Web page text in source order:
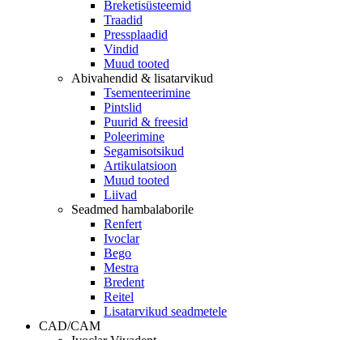
Breketisüsteemid
Traadid
Pressplaadid
Vindid
Muud tooted
Abivahendid & lisatarvikud
Tsementeerimine
Pintslid
Puurid & freesid
Poleerimine
Segamisotsikud
Artikulatsioon
Muud tooted
Liivad
Seadmed hambalaborile
Renfert
Ivoclar
Bego
Mestra
Bredent
Reitel
Lisatarvikud seadmetele
CAD/CAM